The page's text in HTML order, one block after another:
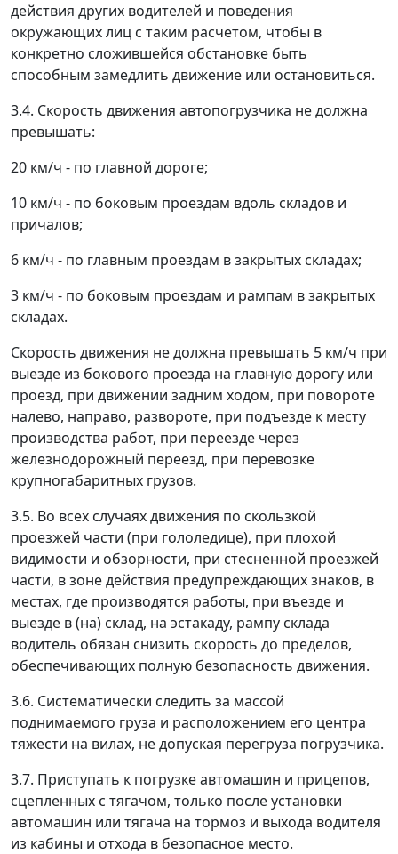
действия других водителей и поведения
окружающих лиц с таким расчетом, чтобы в
конкретно сложившейся обстановке быть
способным замедлить движение или остановиться.
3.4. Скорость движения автопогрузчика не должна
превышать:
20 км/ч - по главной дороге;
10 км/ч - по боковым проездам вдоль складов и
причалов;
6 км/ч - по главным проездам в закрытых складах;
3 км/ч - по боковым проездам и рампам в закрытых
складах.
Скорость движения не должна превышать 5 км/ч при
выезде из бокового проезда на главную дорогу или
проезд, при движении задним ходом, при повороте
налево, направо, развороте, при подъезде к месту
производства работ, при переезде через
железнодорожный переезд, при перевозке
крупногабаритных грузов.
3.5. Во всех случаях движения по скользкой
проезжей части (при гололедице), при плохой
видимости и обзорности, при стесненной проезжей
части, в зоне действия предупреждающих знаков, в
местах, где производятся работы, при въезде и
выезде в (на) склад, на эстакаду, рампу склада
водитель обязан снизить скорость до пределов,
обеспечивающих полную безопасность движения.
3.6. Систематически следить за массой
поднимаемого груза и расположением его центра
тяжести на вилах, не допуская перегруза погрузчика.
3.7. Приступать к погрузке автомашин и прицепов,
сцепленных с тягачом, только после установки
автомашин или тягача на тормоз и выхода водителя
из кабины и отхода в безопасное место.